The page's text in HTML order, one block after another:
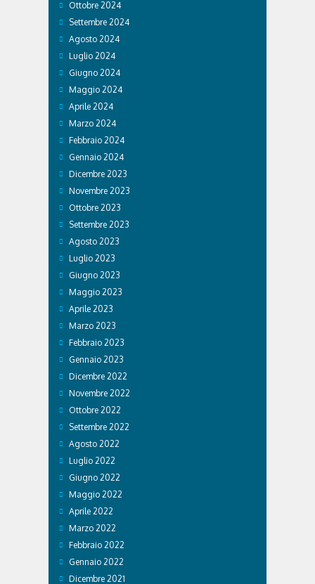
Ottobre 2024
Settembre 2024
Agosto 2024
Luglio 2024
Giugno 2024
Maggio 2024
Aprile 2024
Marzo 2024
Febbraio 2024
Gennaio 2024
Dicembre 2023
Novembre 2023
Ottobre 2023
Settembre 2023
Agosto 2023
Luglio 2023
Giugno 2023
Maggio 2023
Aprile 2023
Marzo 2023
Febbraio 2023
Gennaio 2023
Dicembre 2022
Novembre 2022
Ottobre 2022
Settembre 2022
Agosto 2022
Luglio 2022
Giugno 2022
Maggio 2022
Aprile 2022
Marzo 2022
Febbraio 2022
Gennaio 2022
Dicembre 2021